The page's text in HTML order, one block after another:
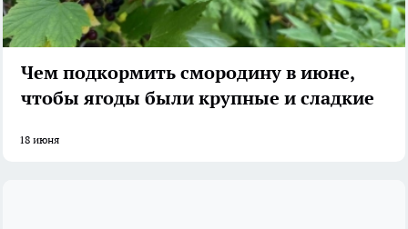
Чем подкормить смородину в июне,
чтобы ягоды были крупные и сладкие
18 июня